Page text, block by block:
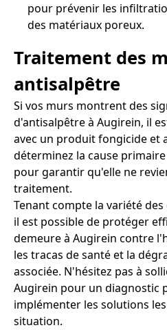
pour prévenir les
des matériaux poreux.
Traitement des
antisalpêtre
Si vos murs montrent des
d'antisalpêtre à Augirein, il
avec un produit fongicide et
déterminez la cause
pour garantir qu'elle ne
traitement.
Tenant compte la variété
il est possible de protéger
demeure à Augirein contre
les tracas de santé et la
associée. N'hésitez pas à
Augirein pour un diagnostic
implémenter les solutions
situation.